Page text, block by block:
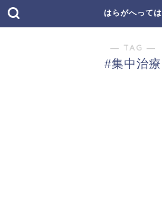
はらがへっては
― TAG ―
#集中治療